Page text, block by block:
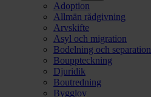
Adoption
Allmän rådgivning
Arvskifte
Asyl och migration
Bodelning och separation
Bouppteckning
Djuridik
Boutredning
Bygglov